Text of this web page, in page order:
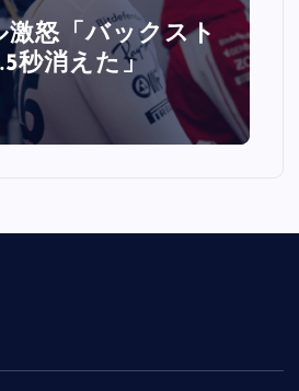
怒「バックスト
秒消えた」